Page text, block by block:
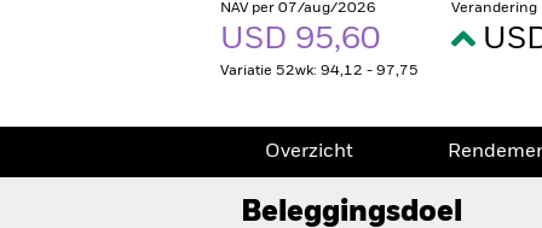
NAV per 07/aug/2026
USD 95,60
Variatie 52wk: 94,12 - 97,75
Verandering
Overzicht
Beleggingsdoel